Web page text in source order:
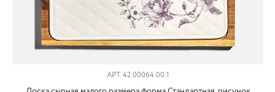
АРТ.42.00064.00.1